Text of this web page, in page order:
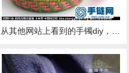
从其他网站上看到的手镯diy，很有感觉哦，感谢折艺网原创